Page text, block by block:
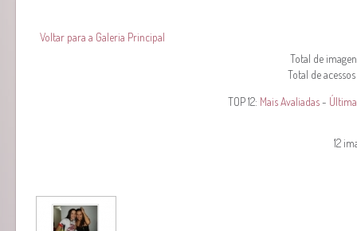
Voltar para a Galeria Principal
Total de
Total de
TOP 12: Mais Avaliadas-
12